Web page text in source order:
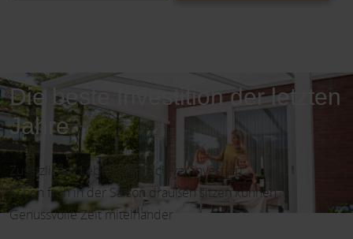
Die beste Investition der letzten
Jahre
Zusätzlicher Lebensraum, clever investiert
Schon früh in der Saison draußen sitzen können
Genussvolle Zeit miteinander